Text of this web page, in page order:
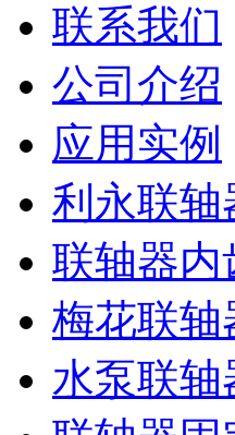
联系我们
公司介绍
应用实例
利永联轴
联轴器内
梅花联轴
水泵联轴